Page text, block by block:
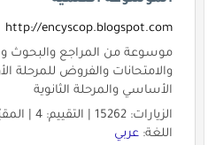
http://encyscop.blogspot.com
موسوعة من المراجع والبحوث
والامتحانات والفروض للمرحلة
الأساسي والمرحلة الثانوية
الزيارات: 15262 | التقييم: 4 | المقيّمين: 3 | الدولة:
اللغة: عربي